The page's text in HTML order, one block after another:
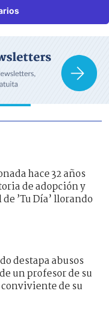
hace 32 años
de adopción y
’Tu Día’ llorando
destapa abusos
un profesor de su
de su